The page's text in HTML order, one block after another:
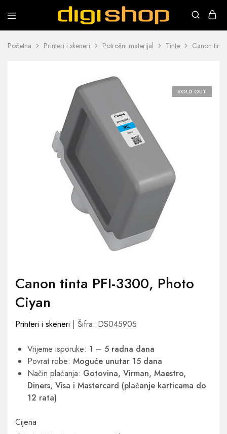
Digishop
Vaša
trgovina!
Početna Printeri i skeneri Potrošni materijal Tinte Canon
SOLD OUT
Canon tinta PFI-3300, Photo
Ciyan
Printeri i skeneri | Šifra: DS045905
Vrijeme isporuke: 1 – 5 radna dana
Povrat robe: Moguće unutar 15 dana
Način plaćanja: Gotovina, Virman, Maestro,
Diners, Visa i Mastercard (plaćanje karticama do
12 rata)
Cijena